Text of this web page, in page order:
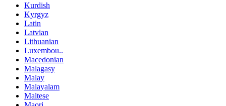
Kurdish
Kyrgyz
Latin
Latvian
Lithuanian
Luxembou..
Macedonian
Malagasy
Malay
Malayalam
Maltese